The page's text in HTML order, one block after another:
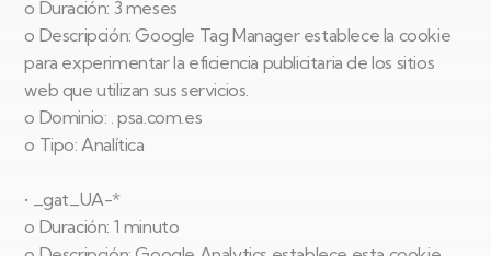
o Duración: 3 meses
o Descripción: Google Tag Manager establece la cookie
para experimentar la eficiencia publicitaria de los sitios
web que utilizan sus servicios.
o Dominio: . psa.com.es
o Tipo: Analítica
• _gat_UA-*
o Duración: 1 minuto